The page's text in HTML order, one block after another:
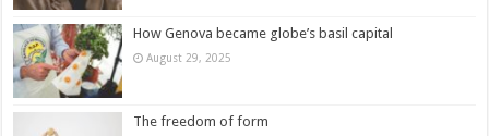
How Genova became globe’s basil capital
August 29, 2025
The freedom of form